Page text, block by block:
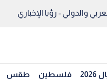
والدولي - رؤيا الإخباري
فلسطين طقس